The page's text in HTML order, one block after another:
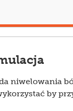
niwelowania
by